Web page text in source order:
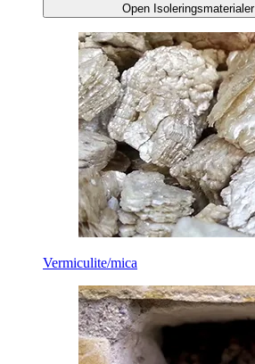
Open Isoleringsmaterialer
Vermiculite/mica